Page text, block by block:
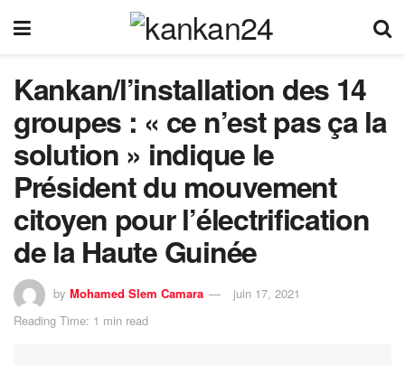
Kankan/l’installation des 14
groupes : « ce n’est pas ça la
solution » indique le
Président du mouvement
citoyen pour l’électrification
de la Haute Guinée
by Mohamed Slem Camara
juin 17, 2021
Reading Time: 1 min read